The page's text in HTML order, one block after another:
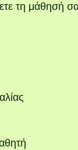
τη μάθησή